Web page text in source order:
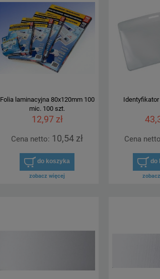
Folia laminacyjna 80x120mm 100
mic. 100 szt.
12,97 zł
Cena netto: 10,54 zł
do koszyka
zobacz więcej
Cena
do